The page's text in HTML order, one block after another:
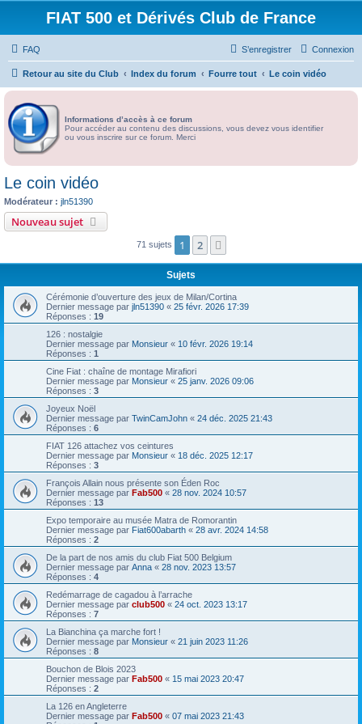
FIAT 500 et Dérivés Club de France
FAQ Connexion
S’enregistrer
Retour au site du Club Index du forum Fourre tout Le coin vidéo
Informations d’accès à ce forum
Pour accéder au contenu des discussions, vous devez vous identifier
ou vous inscrire sur ce forum. Merci
Le coin vidéo
Modérateur : jln51390
Nouveau sujet
71 sujets 1 2
Sujets
Cérémonie d’ouverture des jeux de Milan/Cortina
Dernier message par jln51390 « 25 févr. 2026 17:39
Réponses : 19
126 : nostalgie
Dernier message par Monsieur « 10 févr. 2026 19:14
Réponses : 1
Cine Fiat : chaîne de montage Mirafiori
Dernier message par Monsieur « 25 janv. 2026 09:06
Réponses : 3
Joyeux Noël
Dernier message par TwinCamJohn « 24 déc. 2025 21:43
Réponses : 6
FIAT 126 attachez vos ceintures
Dernier message par Monsieur « 18 déc. 2025 12:17
Réponses : 3
François Allain nous présente son Éden Roc
Dernier message par Fab500 « 28 nov. 2024 10:57
Réponses : 13
Expo temporaire au musée Matra de Romorantin
Dernier message par Fiat600abarth « 28 avr. 2024 14:58
Réponses : 2
De la part de nos amis du club Fiat 500 Belgium
Dernier message par Anna « 28 nov. 2023 13:57
Réponses : 4
Redémarrage de cagadou à l’arrache
Dernier message par club500 « 24 oct. 2023 13:17
Réponses : 7
La Bianchina ça marche fort !
Dernier message par Monsieur « 21 juin 2023 11:26
Réponses : 8
Bouchon de Blois 2023
Dernier message par Fab500 « 15 mai 2023 20:47
Réponses : 2
La 126 en Angleterre
Dernier message par Fab500 « 07 mai 2023 21:43